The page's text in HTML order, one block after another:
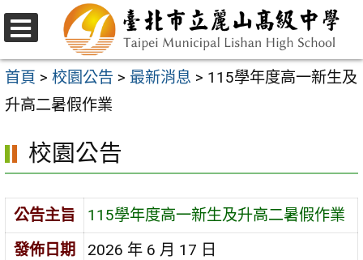
跳
至
主
要
容
區
選
單
首頁 > 校園公告 > 最新消息 > 115學年度高一新生及
升高二暑假作業
校園公告
公告主旨
115學年度高一新生及升高二暑假作業
發佈日期
2026 年 6 月 17 日